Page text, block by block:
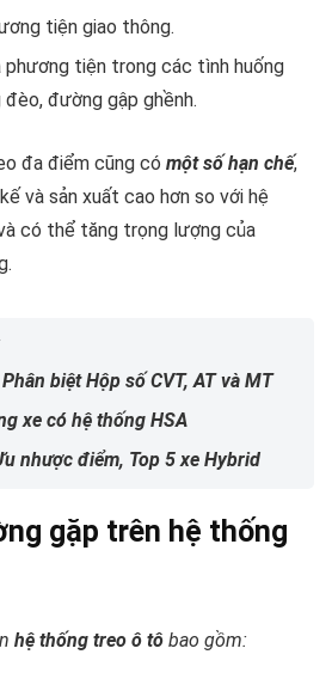
tiện giao thông.
phương tiện trong các tình huống
đường gập ghềnh.
đa điểm cũng có một số hạn chế,
và sản xuất cao hơn so với hệ
có thể tăng trọng lượng của
Phân biệt Hộp số CVT, AT và MT
xe có hệ thống HSA
nhược điểm, Top 5 xe Hybrid
gặp trên hệ thống
hệ thống treo ô tô bao gồm: